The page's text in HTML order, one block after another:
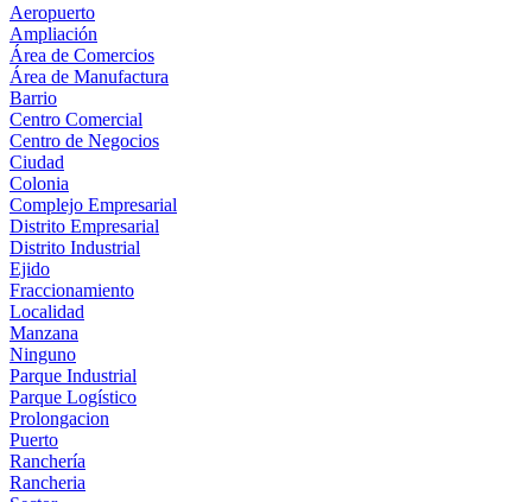
Aeropuerto
Ampliación
Área de Comercios
Área de Manufactura
Barrio
Centro Comercial
Centro de Negocios
Ciudad
Colonia
Complejo Empresarial
Distrito Empresarial
Distrito Industrial
Ejido
Fraccionamiento
Localidad
Manzana
Ninguno
Parque Industrial
Parque Logístico
Prolongacion
Puerto
Ranchería
Rancheria